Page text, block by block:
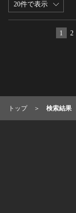
20件で表示
1 2
動物
地質鉱物
宿場町
港町
トップ 検索結果